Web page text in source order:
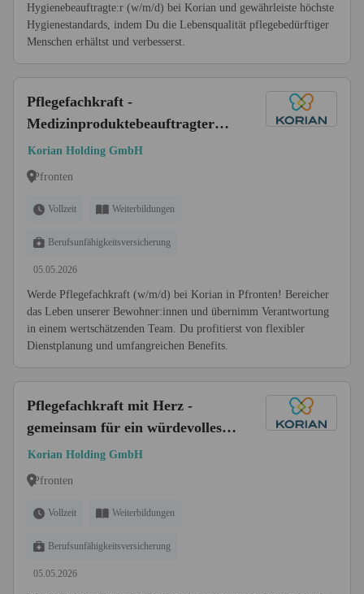
Hygienebeauftragte:r (w/m/d) bei Korian und gewährleiste höchste
Hygienestandards, indem Du die Lebensqualität pflegebedürftiger
Menschen erhältst und verbesserst.
Pflegefachkraft -
Medizinproduktebeauftragter
(w/m/d)
Korian Holding GmbH
Pfronten
Vollzeit Weiterbildungen
Berufsunfähigkeitsversicherung
05.05.2026
Werde Pflegefachkraft (w/m/d) bei Korian in Pfronten! Bereicher
das Leben unserer Bewohner:innen und übernimm Verantwortung
in einem wertschätzenden Team. Du profitierst von flexibler
Dienstplanung und umfangreichen Benefits.
Pflegefachkraft mit Herz -
gemeinsam für ein würdevolles
Leben (w/m/d)
Korian Holding GmbH
Pfronten
Vollzeit Weiterbildungen
Berufsunfähigkeitsversicherung
05.05.2026